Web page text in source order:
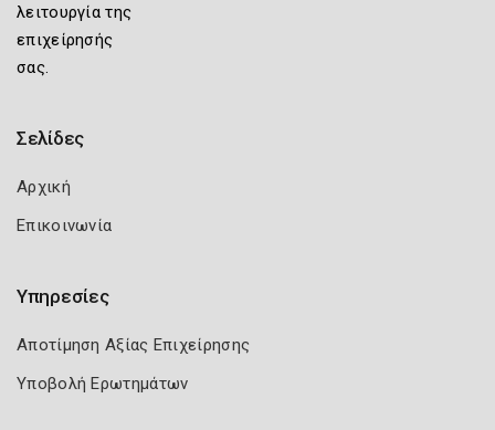
λειτουργία της
επιχείρησής
σας.
Σελίδες
Αρχική
Επικοινωνία
Υπηρεσίες
Αποτίμηση Αξίας Επιχείρησης
Υποβολή Ερωτημάτων